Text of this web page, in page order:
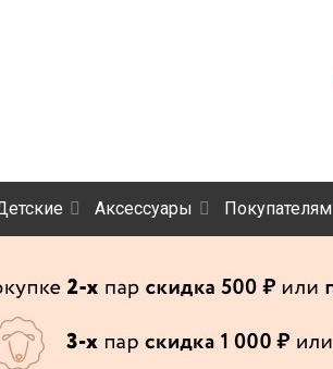
Аксессуары Покупателям